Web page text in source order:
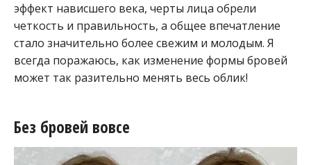
эффект нависшего века, черты лица обрели
четкость и правильность, а общее впечатление
стало значительно более свежим и молодым. Я
всегда поражаюсь, как изменение формы бровей
может так разительно менять весь облик!
Без бровей вовсе